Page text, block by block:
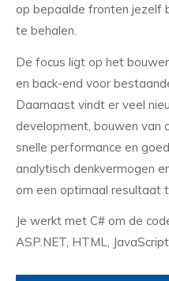
op bepaalde fronten jezelf
te behalen.
De focus ligt op het
en back-end voor
Daarnaast vindt er veel
development, bouwen van
snelle performance en
analytisch denkvermogen
om een optimaal resultaat
Je werkt met C# om de
ASP.NET, HTML,